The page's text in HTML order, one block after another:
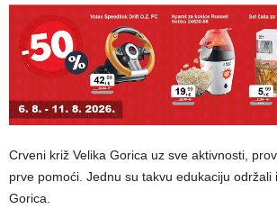
Crveni križ Velika Gorica uz sve aktivnosti,
prve pomoći. Jednu su takvu edukaciju održali
Gorica.